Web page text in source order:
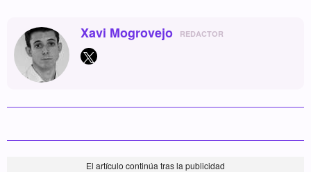
Xavi Mogrovejo REDACTOR